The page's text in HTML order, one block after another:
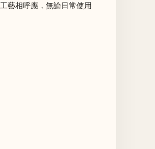
藝相呼應，無論日常使用